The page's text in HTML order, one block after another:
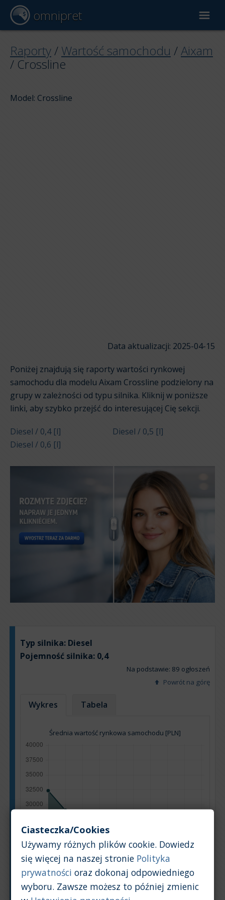
omnipret
Wycena samochodu
Raporty / Wartość samochodu /Aixam
/ Crossline
Model: Crossline
Data aktualizacji: 2025-04-15
Poniżej znajdują się raporty wartości rynkowej
samochodu dla modelu Aixam Crossline podzielony na
grupy w zależności od typu silnika. Kliknij w poniższe
linki, aby szybko przejść do interesującej Cię sekcji.
Diesel / 0,4 [l]
Diesel / 0,5 [l]
Diesel / 0,6 [l]
Typ silnika: Diesel
Pojemność silnika: 0,4
Na podstawie: 89 ogłoszeń
Powrót na górę
Wykres Tabela
Średnia wartość rynkowa samochodu [PLN]
Ciasteczka/Cookies
Używamy różnych plików cookie. Dowiedz
się więcej na naszej stronie Polityka
prywatności oraz dokonaj odpowiedniego
wyboru. Zawsze możesz to później zmienic